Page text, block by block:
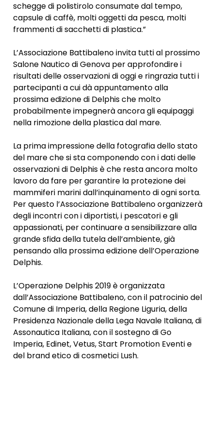
schegge di polistirolo consumate dal tempo,
capsule di caffè, molti oggetti da pesca, molti
frammenti di sacchetti di plastica.”
L’Associazione Battibaleno invita tutti al prossimo
Salone Nautico di Genova per approfondire i
risultati delle osservazioni di oggi e ringrazia tutti i
partecipanti a cui dà appuntamento alla
prossima edizione di Delphis che molto
probabilmente impegnerà ancora gli equipaggi
nella rimozione della plastica dal mare.
La prima impressione della fotografia dello stato
del mare che si sta componendo con i dati delle
osservazioni di Delphis è che resta ancora molto
lavoro da fare per garantire la protezione dei
mammiferi marini dall’inquinamento di ogni sorta.
Per questo l’Associazione Battibaleno organizzerà
degli incontri con i diportisti, i pescatori e gli
appassionati, per continuare a sensibilizzare alla
grande sfida della tutela dell’ambiente, già
pensando alla prossima edizione dell’Operazione
Delphis.
L’Operazione Delphis 2019 è organizzata
dall’Associazione Battibaleno, con il patrocinio del
Comune di Imperia, della Regione Liguria, della
Presidenza Nazionale della Lega Navale Italiana, di
Assonautica Italiana, con il sostegno di Go
Imperia, Edinet, Vetus, Start Promotion Eventi e
del brand etico di cosmetici Lush.